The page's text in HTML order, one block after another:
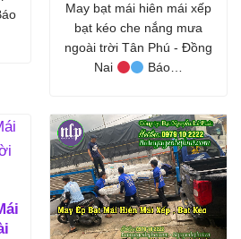
May bạt mái hiên mái xếp
bạt kéo che nắng mưa
ngoài trời Tân Phú - Đồng
Nai
Báo…